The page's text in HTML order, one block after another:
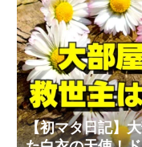
【初マタ日記】